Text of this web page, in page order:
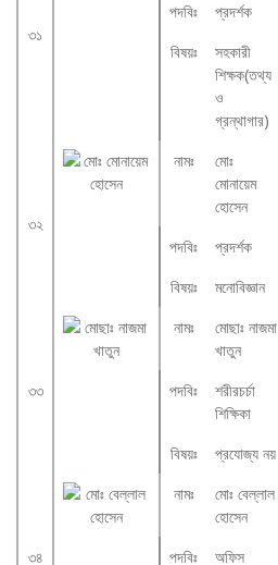
৩১
পদবিঃ প্রদর্শক
বিষয়ঃ
সহকারী
শিক্ষক(তথ্য
ও
গ্রন্থাগার)
৩২
নামঃ
মোঃ
মোনায়েম
হোসেন
পদবিঃ প্রদর্শক
বিষয়ঃ
মনোবিজ্ঞান
৩৩
নামঃ
মোছাঃ নাজমা
খাতুন
পদবিঃ
শরীরচর্চা
শিক্ষিকা
বিষয়ঃ প্রযোজ্য নয়
৩৪
নামঃ
মোঃ বেল্লাল
হোসেন
পদবিঃ
অফিস